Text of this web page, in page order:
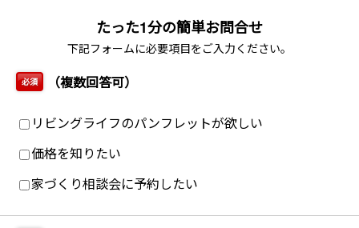
たった1分の簡単お問合せ
下記フォームに必要項目をご入力ください。
必須 （複数回答可）
リビングライフのパンフレットが欲しい
価格を知りたい
家づくり相談会に予約したい